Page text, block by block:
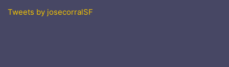
Tweets by josecorralSF